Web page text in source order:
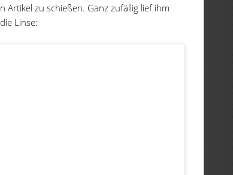
Artikel zu schießen. Ganz zufällig lief ihm
Linse: